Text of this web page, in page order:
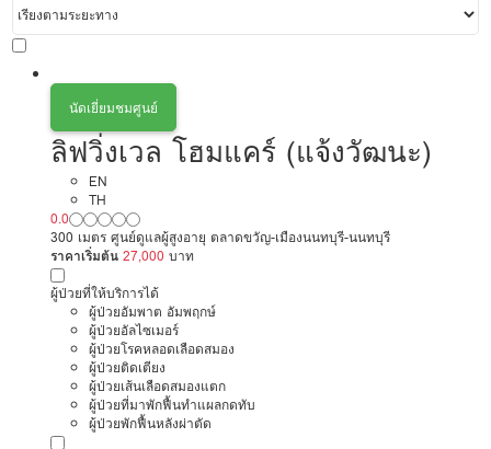
นัดเยี่ยมชมศูนย์
ลิฟวิ่งเวล โฮมแคร์ (แจ้งวัฒนะ)
EN
TH
0.0
300 เมตร ศูนย์ดูแลผู้สูงอายุ ตลาดขวัญ-เมืองนนทบุรี-นนทบุรี
ราคาเริ่มต้น 27,000 บาท
ผู้ป่วยที่ให้บริการได้
ผู้ป่วยอัมพาต อัมพฤกษ์
ผู้ป่วยอัลไซเมอร์
ผู้ป่วยโรคหลอดเลือดสมอง
ผู้ป่วยติดเตียง
ผู้ป่วยเส้นเลือดสมองแตก
ผู้ป่วยที่มาพักฟื้นทำแผลกดทับ
ผู้ป่วยพักฟื้นหลังผ่าตัด